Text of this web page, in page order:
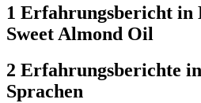
1 Erfahrungsbericht in
Sweet Almond Oil
2 Erfahrungsberichte
Sprachen